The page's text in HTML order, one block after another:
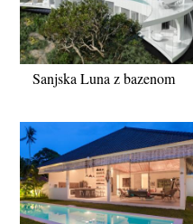
Sanjska Luna z bazenom